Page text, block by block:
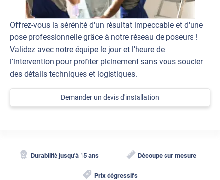
Offrez-vous la sérénité d'un résultat impeccable et d'une
pose professionnelle grâce à notre réseau de poseurs !
Validez avec notre équipe le jour et l'heure de
l'intervention pour profiter pleinement sans vous soucier
des détails techniques et logistiques.
Demander un devis d'installation
Durabilité jusqu'à 15 ans Découpe sur mesure
Prix dégressifs